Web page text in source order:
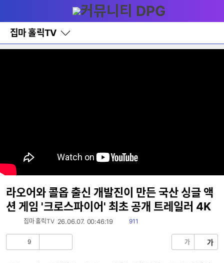
와
홈
집마 홀릭TV
바
로
라오어와 콜옵 출신 개발진이 만든 국산 싱글 액
션 게임 '크로스파이어' 최초 공개 트레일러 4K
집마 홀릭TV 26.06.07. 00:46:19
읽
911
9 가 가